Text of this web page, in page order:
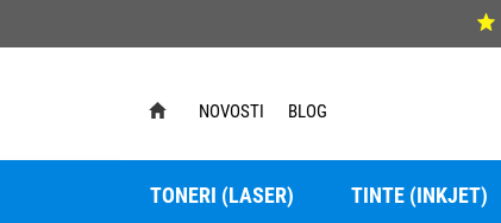
NOVOSTI BLOG
TONERI (LASER) TINTE (INKJET)